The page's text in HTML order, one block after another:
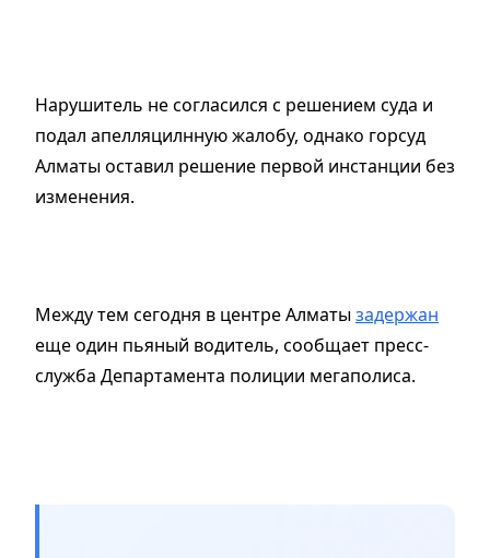
Нарушитель не согласился с решением суда и
подал апелляцилнную жалобу, однако горсуд
Алматы оставил решение первой инстанции без
изменения.
Между тем сегодня в центре Алматызадержан
еще один пьяный водитель, сообщает пресс-
служба Департамента полиции мегаполиса.